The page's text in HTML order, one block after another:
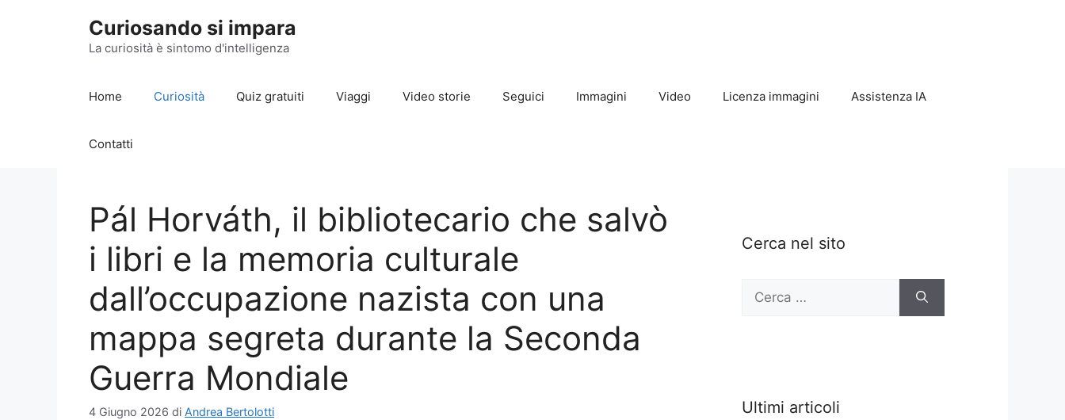
Curiosando si impara
La curiosità è sintomo d'intelligenza
Home Curiosità Quiz gratuiti Viaggi Video storie Seguici Immagini Video Licenza immagini Assistenza IA
Contatti
Pál Horváth, il bibliotecario che salvò
i libri e la memoria culturale
dall’occupazione nazista con una
mappa segreta durante la Seconda
Guerra Mondiale
4 Giugno 2026 di Andrea Bertolotti
Cerca nel sito
Ricerca
Ultimi articoli